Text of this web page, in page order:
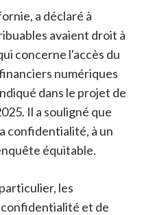
a déclaré à
avaient droit à
concerne l'accès du
numériques
dans le projet de
Il a souligné que
confidentialité, à un
équitable.
les
et de